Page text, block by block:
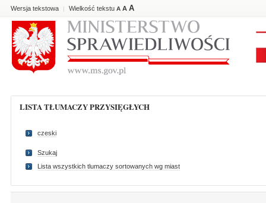
Wersja tekstowa | Wielkość tekstu A A A
LISTA TŁUMACZY PRZYSIĘGŁYCH
czeski
Szukaj
Lista wszystkich tlumaczy sortowanych wg miast